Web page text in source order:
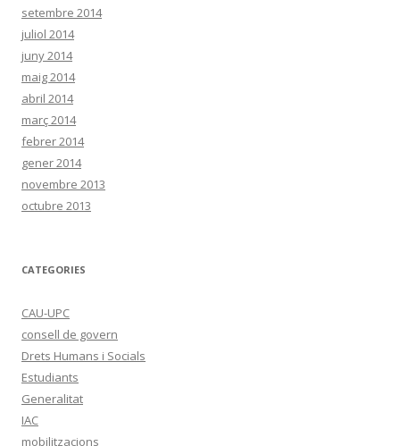
setembre 2014
juliol 2014
juny 2014
maig 2014
abril 2014
març 2014
febrer 2014
gener 2014
novembre 2013
octubre 2013
CATEGORIES
CAU-UPC
consell de govern
Drets Humans i Socials
Estudiants
Generalitat
IAC
mobilitzacions